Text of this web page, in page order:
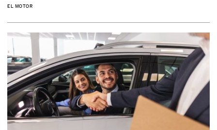
EL MOTOR